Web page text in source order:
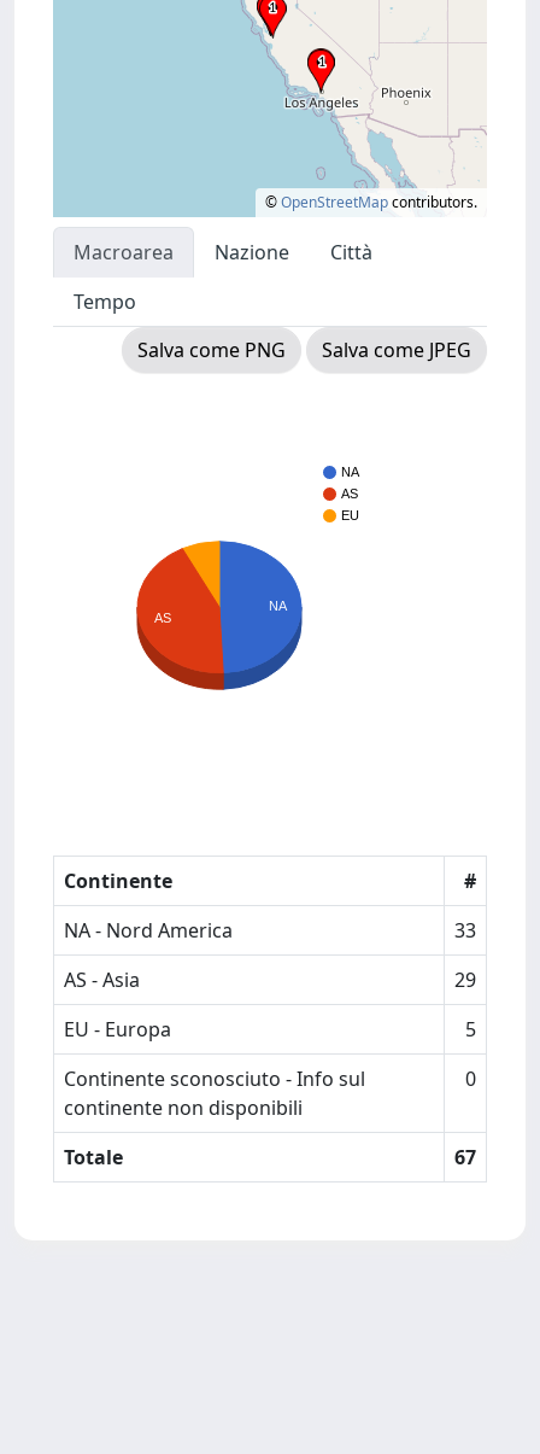
©OpenStreetMapcontributors.
Macroarea Nazione
Città
Tempo
Salva come PNG
Salva come JPEG
NA
AS
EU
NA
AS
Continente
#
NA - Nord America
33
AS - Asia
29
EU - Europa
5
Continente sconosciuto - Info sul
continente non disponibili
0
Totale 67